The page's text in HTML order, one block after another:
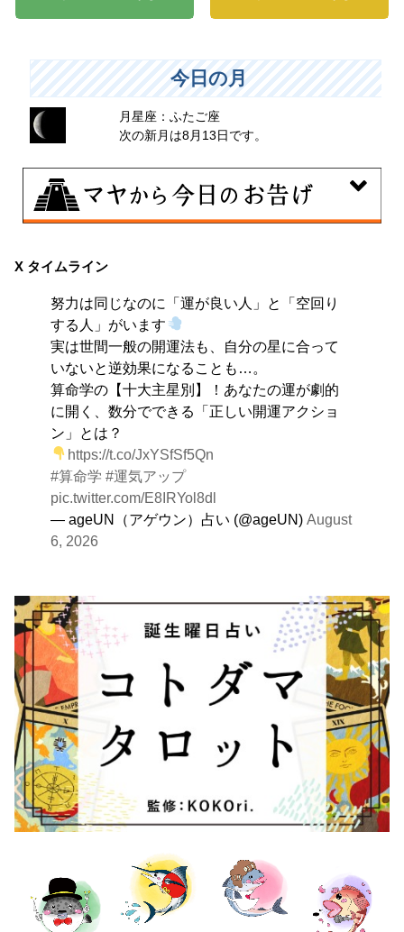
今日の月
月星座：ふたご座
次の新月は8月13日です。
興味のある分野で、熟練を志す日。なんとなくではな
す。
X タイムライン
努力は同じなのに「運が良い人」と「空回り
する人」がいます
実は世間一般の開運法も、自分の星に合って
いないと逆効果になることも…。
算命学の【十大主星別】！あなたの運が劇的
に開く、数分でできる「正しい開運アクショ
ン」とは？
https://t.co/JxYSfSf5Qn
#算命学 #運気アップ
pic.twitter.com/E8IRYol8dl
— ageUN（アゲウン）占い (@ageUN)August
6, 2026